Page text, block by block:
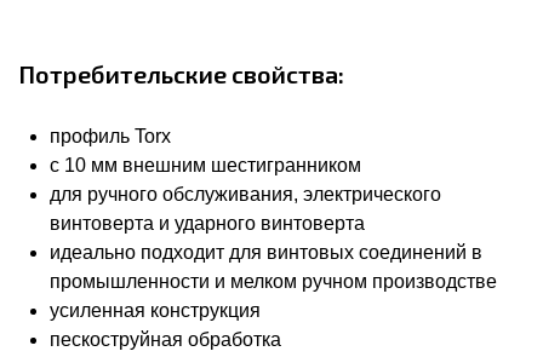
Потребительские свойства:
профиль Torx
с 10 мм внешним шестигранником
для ручного обслуживания, электрического
винтоверта и ударного винтоверта
идеально подходит для винтовых соединений в
промышленности и мелком ручном производстве
усиленная конструкция
пескоструйная обработка